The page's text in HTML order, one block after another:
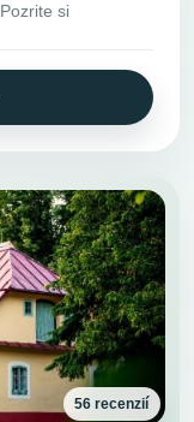
si
56 recenzií